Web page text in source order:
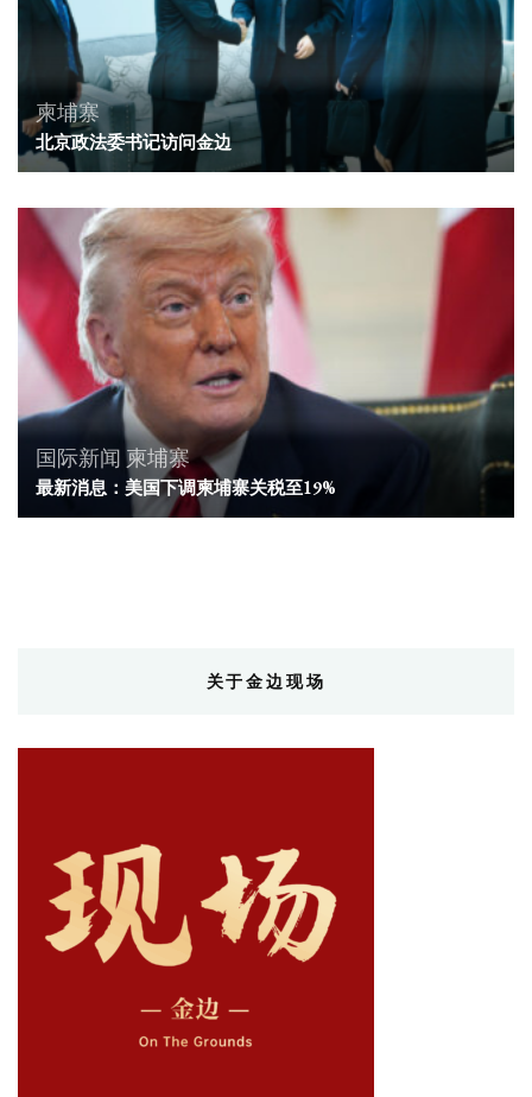
柬埔寨
北京政法委书记访问金边
国际新闻 柬埔寨
最新消息：美国下调柬埔寨关税至19%
关于金边现场